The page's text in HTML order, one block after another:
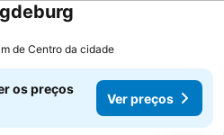
de Centro da cidade
os preços
Ver preços